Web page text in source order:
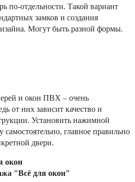
по-отдельности. Такой вариант
замков и создания
Могут быть разной формы.
и окон ПВХ – очень
от них зависит качество и
Установить нажимной
самостоятельно, главное правильно
двери.
окон
"Всё для окон"